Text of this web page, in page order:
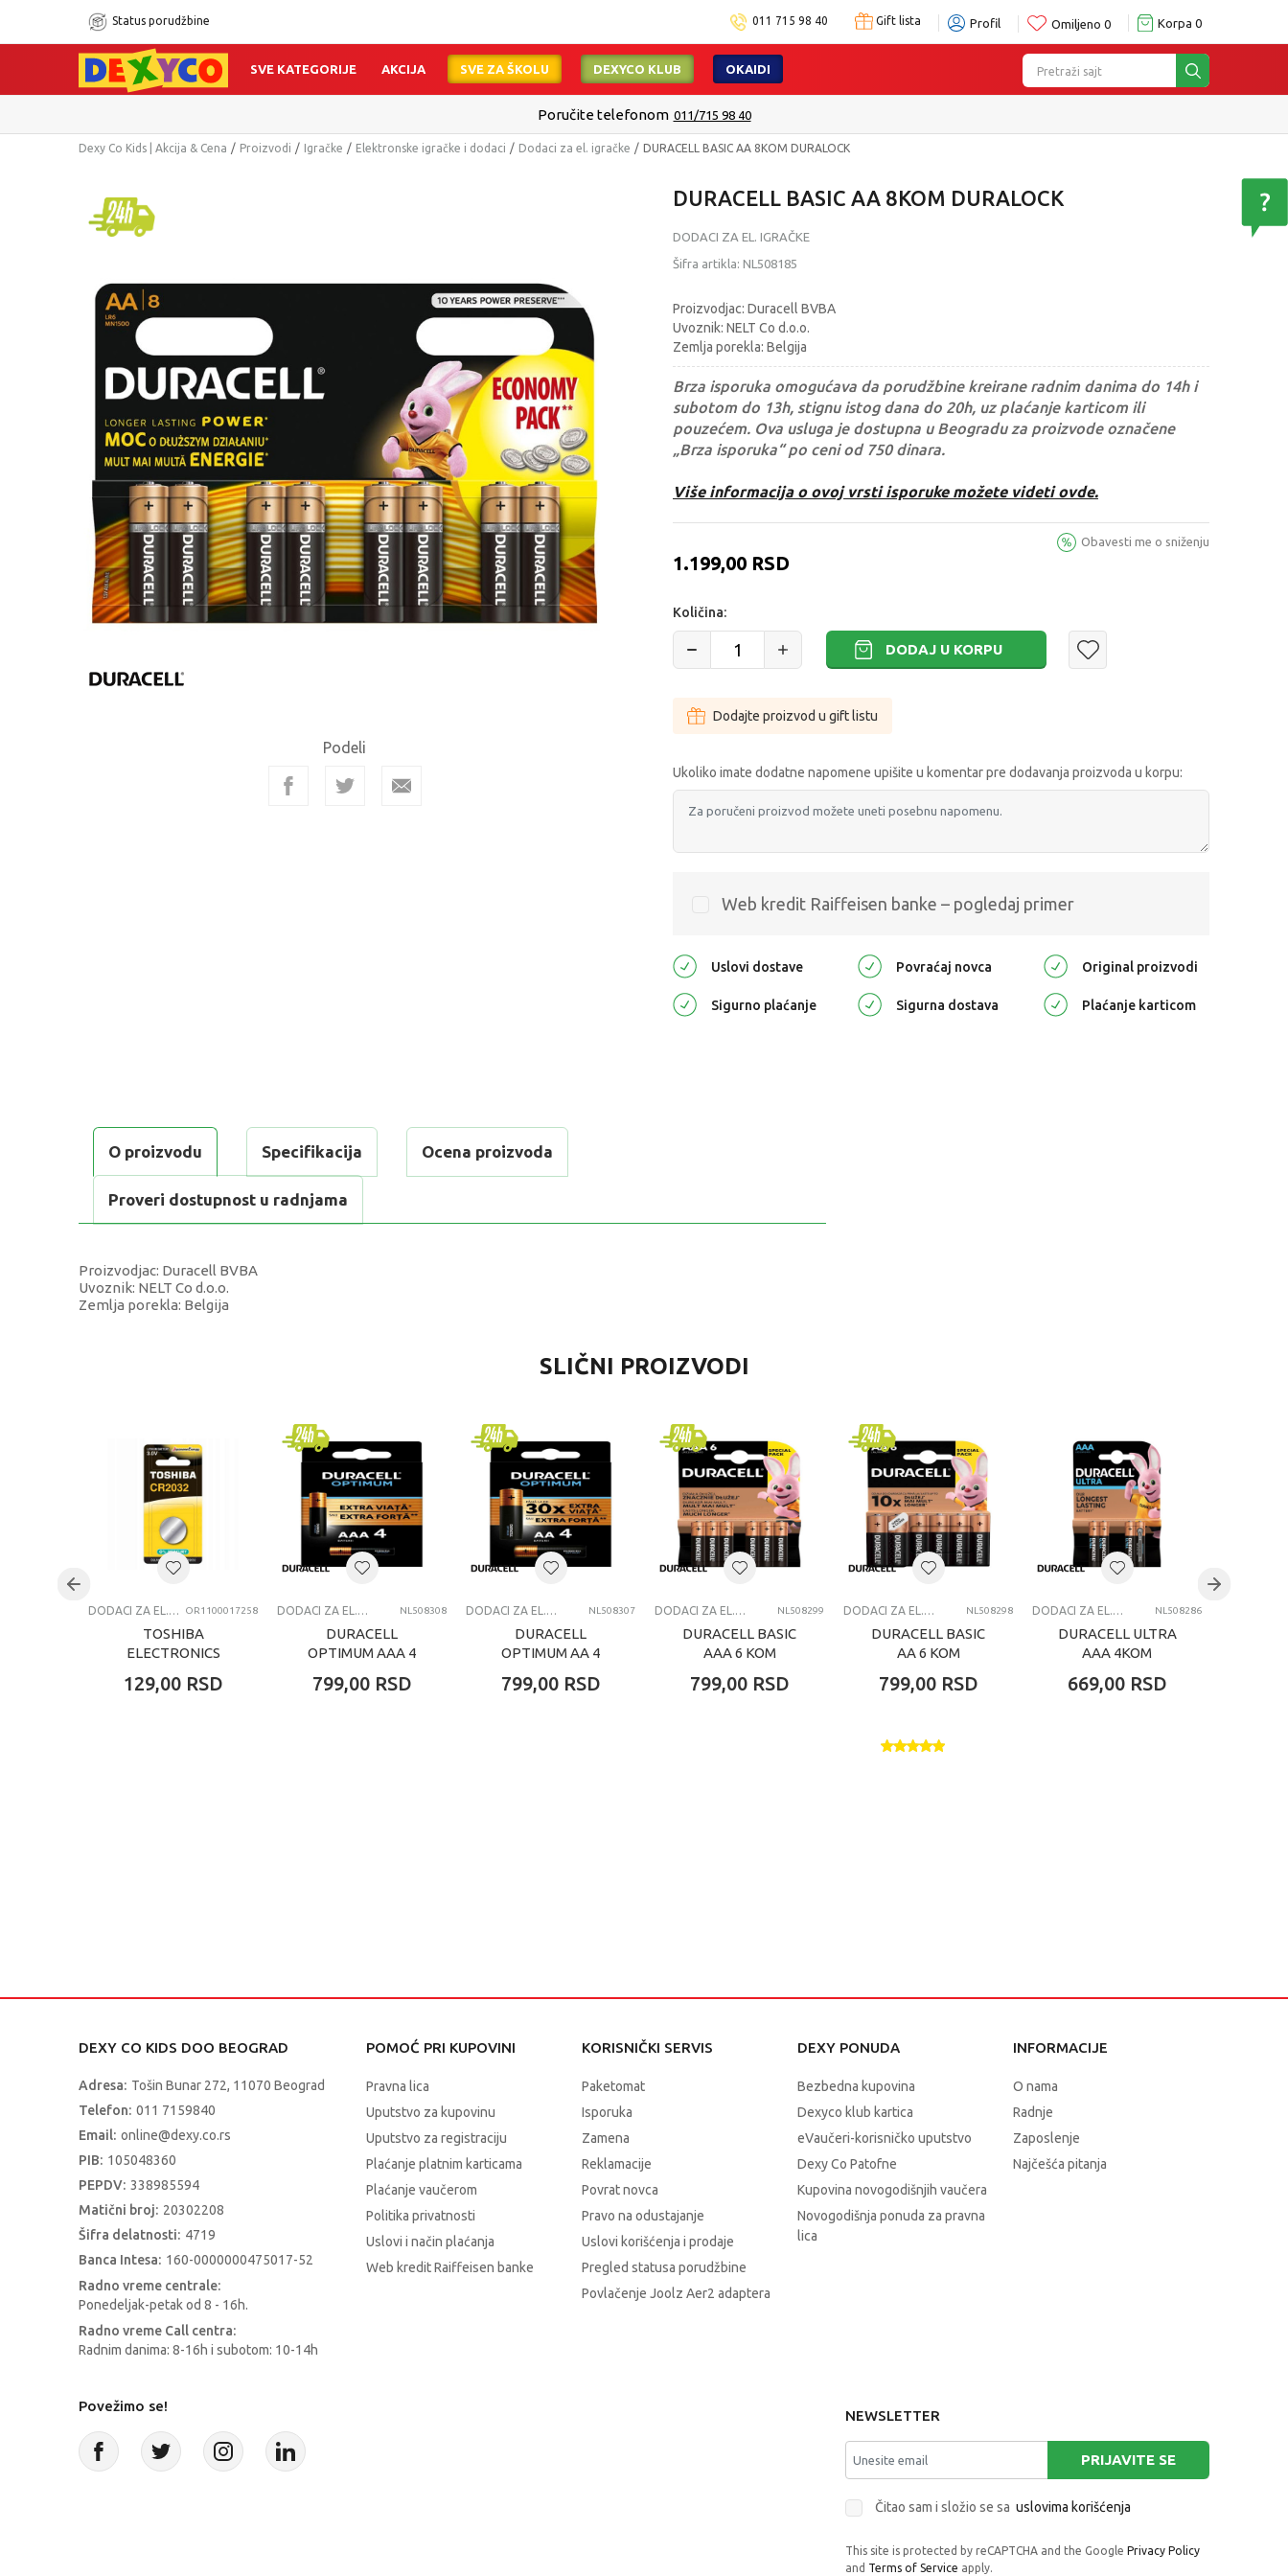
Status porudžbine 011 715 98 40 Gift lista Profil Omiljeno 0 Korpa 0
Pretraži sajt
SVE KATEGORIJE AKCIJA SVE ZA ŠKOLU DEXYCO KLUB OKAIDI
Poručite telefonom 011/715 98 40
Dexy Co Kids | Akcija & Cena Proizvodi Igračke Elektronske igračke i dodaci Dodaci za el. igračke DURACELL BASIC AA 8KOM DURALOCK
Podeli
DURACELL BASIC AA 8KOM DURALOCK
DODACI ZA EL. IGRAČKE
Šifra artikla: NL508185
Proizvodjac: Duracell BVBA
Uvoznik: NELT Co d.o.o.
Zemlja porekla: Belgija
Brza isporuka omogućava da porudžbine kreirane radnim danima do 14h i
subotom do 13h, stignu istog dana do 20h, uz plaćanje karticom ili
pouzećem. Ova usluga je dostupna u Beogradu za proizvode označene
„Brza isporuka“ po ceni od 750 dinara.
Više informacija o ovoj vrsti isporuke možete videti ovde.
1.199,00 RSD
Obavesti me o sniženju
Količina:
DODAJ U KORPU
Dodajte proizvod u gift listu
Ukoliko imate dodatne napomene upišite u komentar pre dodavanja proizvoda u korpu:
Web kredit Raiffeisen banke – pogledaj primer
Uslovi dostave Povraćaj novca Original proizvodi
Sigurno plaćanje Sigurna dostava Plaćanje karticom
O proizvodu Specifikacija Ocena proizvoda
Proveri dostupnost u radnjama
Proizvodjac: Duracell BVBA
Uvoznik: NELT Co d.o.o.
Zemlja porekla: Belgija
Dodaci za el. igračke
Duracell
univerzalno
Uzrast svi uzrasti
Kategorija DODACI ZA EL. IGRAČKE
SLIČNI PROIZVODI
DODACI ZA EL. IGRAČKE OR1100017258
TOSHIBA
ELECTRONICS
CR2032 1/1
129,00 RSD
DODACI ZA EL. IGRAČKE NL508308
DURACELL
OPTIMUM AAA 4
799,00 RSD
DODACI ZA EL. IGRAČKE NL508307
DURACELL
OPTIMUM AA 4
799,00 RSD
DODACI ZA EL. IGRAČKE NL508299
DURACELL BASIC
AAA 6 KOM
799,00 RSD
DODACI ZA EL. IGRAČKE NL508298
DURACELL BASIC
AA 6 KOM
799,00 RSD
DODACI ZA EL. IGRAČKE NL508286
DURACELL ULTRA
AAA 4KOM
669,00 RSD
DEXY CO KIDS DOO BEOGRAD
Adresa: Tošin Bunar 272, 11070 Beograd
Telefon: 011 7159840
Email: online@dexy.co.rs
PIB: 105048360
PEPDV: 338985594
Matični broj: 20302208
Šifra delatnosti: 4719
Banca Intesa: 160-0000000475017-52
Radno vreme centrale:
Ponedeljak-petak od 8 - 16h.
Radno vreme Call centra:
Radnim danima: 8-16h i subotom: 10-14h
POMOĆ PRI KUPOVINI
Pravna lica
Uputstvo za kupovinu
Uputstvo za registraciju
Plaćanje platnim karticama
Plaćanje vaučerom
Politika privatnosti
Uslovi i način plaćanja
Web kredit Raiffeisen banke
KORISNIČKI SERVIS
Paketomat
Isporuka
Zamena
Reklamacije
Povrat novca
Pravo na odustajanje
Uslovi korišćenja i prodaje
Pregled statusa porudžbine
Povlačenje Joolz Aer2 adaptera
DEXY PONUDA
Bezbedna kupovina
Dexyco klub kartica
eVaučeri-korisničko uputstvo
Dexy Co Patofne
Kupovina novogodišnjih vaučera
Novogodišnja ponuda za pravna
lica
INFORMACIJE
O nama
Radnje
Zaposlenje
Najčešća pitanja
Povežimo se!
NEWSLETTER
PRIJAVITE SE
Čitao sam i složio se sa uslovima korišćenja
This site is protected by reCAPTCHA and the Google Privacy Policy
and Terms of Service apply.